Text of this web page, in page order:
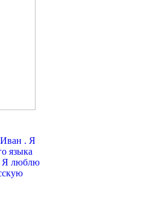
Иван . Я
языка
Я люблю